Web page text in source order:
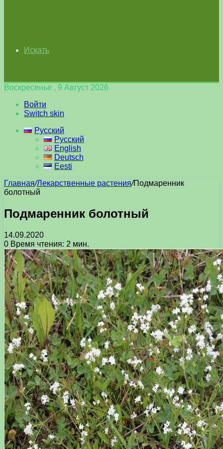
Искать
Воскресенье , 9 Август 2026
Войти
Switch skin
Русский
Русский
English
Deutsch
Eesti
Главная/Лекарственные растения/Подмаренник
болотный
Подмаренник болотный
14.09.2020
0 Время чтения: 2 мин.